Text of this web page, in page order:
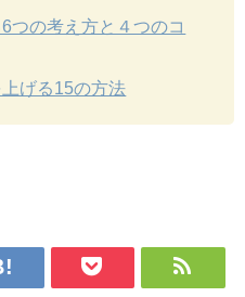
つの考え方と４つのコ
げる15の方法